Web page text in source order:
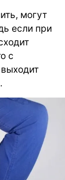
могут
если при
с